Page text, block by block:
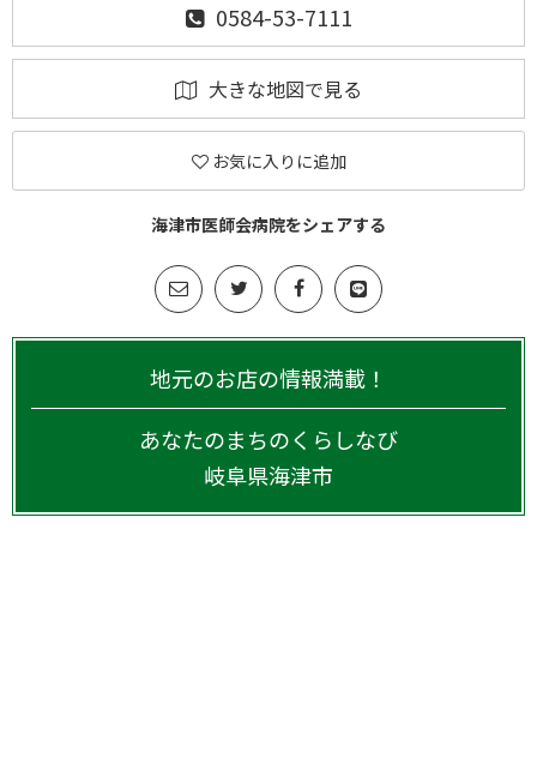
0584-53-7111
大きな地図で見る
お気に入りに追加
海津市医師会病院をシェアする
地元のお店の情報満載！
あなたのまちのくらしなび
岐阜県海津市